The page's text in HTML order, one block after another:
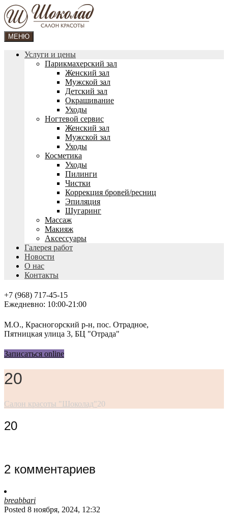
МЕНЮ
Услуги и цены
Парикмахерский зал
Женский зал
Мужской зал
Детский зал
Окрашивание
Уходы
Ногтевой сервис
Женский зал
Мужской зал
Уходы
Косметика
Уходы
Пилинги
Чистки
Коррекция бровей/ресниц
Эпиляция
Шугаринг
Массаж
Макияж
Аксессуары
Галерея работ
Новости
О нас
Контакты
+7 (968) 717-45-15
Ежедневно: 10:00-21:00
М.О., Красногорский р-н, пос. Отрадное,
Пятницкая улица 3, БЦ "Отрада"
Записаться online
20
Салон красоты "Шоколад"20
20
2 комментариев
breabbari
Posted 8 ноября, 2024, 12:32